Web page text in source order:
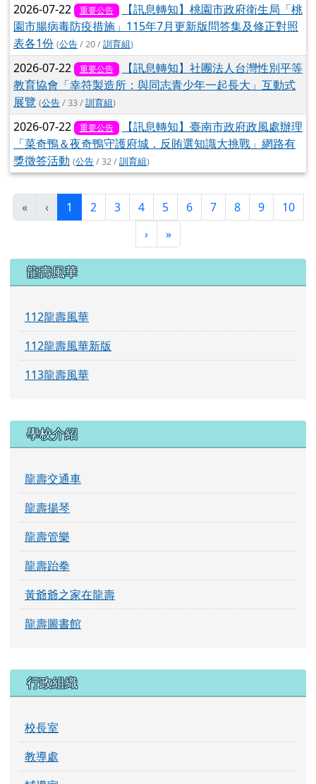
2026-07-22 重要公告
【訊息轉知】桃園市政府衛生局「桃
園市腸病毒防疫措施」115年7月更新版問答集及修正對照
表各1份 (公告/ 20 /訓育組)
2026-07-22 重要公告
【訊息轉知】社團法人台灣性別平等
教育協會「幸符製造所：與同志青少年一起長大」互動式
展覽 (公告/ 33 /訓育組)
2026-07-22 重要公告
【訊息轉知】臺南市政府政風處辦理
「菜奇鴨＆夜奇鴨守護府城．反賄選知識大挑戰」網路有
獎徵答活動 (公告/ 32 /訓育組)
« ‹ 1 (目前頁次)
2 3 4 5 6 7 8 9
10
›下一頁
»最後頁
左邊區域內容
龍壽風華
112龍壽風華
112龍壽風華新版
113龍壽風華
學校介紹
龍壽交通車
龍壽揚琴
龍壽管樂
龍壽跆拳
黃爺爺之家在龍壽
龍壽圖書館
行政組織
校長室
教導處